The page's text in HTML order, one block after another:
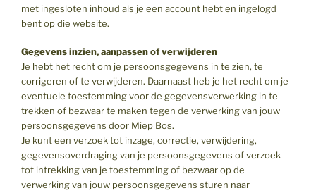
met ingesloten inhoud als je een account hebt en ingelogd
bent op die website.
Gegevens inzien, aanpassen of verwijderen
Je hebt het recht om je persoonsgegevens in te zien, te
corrigeren of te verwijderen. Daarnaast heb je het recht om je
eventuele toestemming voor de gegevensverwerking in te
trekken of bezwaar te maken tegen de verwerking van jouw
persoonsgegevens door Miep Bos.
Je kunt een verzoek tot inzage, correctie, verwijdering,
gegevensoverdraging van je persoonsgegevens of verzoek
tot intrekking van je toestemming of bezwaar op de
verwerking van jouw persoonsgegevens sturen naar